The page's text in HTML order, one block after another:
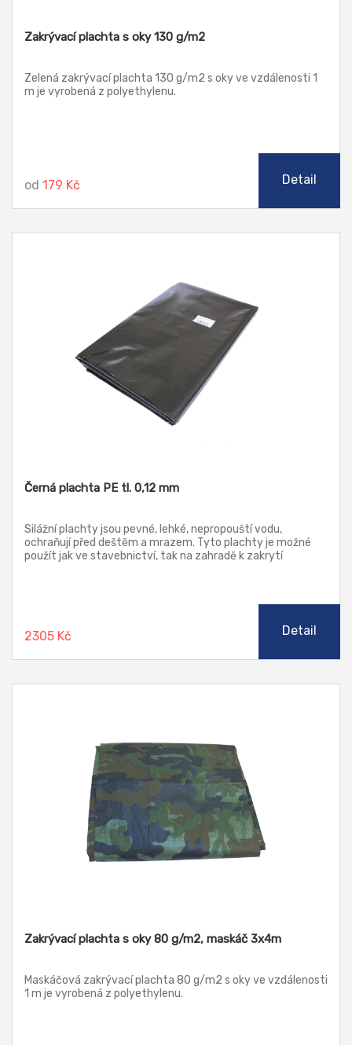
Zakrývací plachta s oky 130 g/m2
Zelená zakrývací plachta 130 g/m2 s oky ve vzdálenosti 1
m je vyrobená z polyethylenu.
od 179 Kč Detail
Černá plachta PE tl. 0,12 mm
Silážní plachty jsou pevné, lehké, nepropouští vodu,
ochraňují před deštěm a mrazem. Tyto plachty je možné
použít jak ve stavebnictví, tak na zahradě k zakrytí
2305 Kč Detail
Zakrývací plachta s oky 80 g/m2, maskáč 3x4m
Maskáčová zakrývací plachta 80 g/m2 s oky ve vzdálenosti
1 m je vyrobená z polyethylenu.